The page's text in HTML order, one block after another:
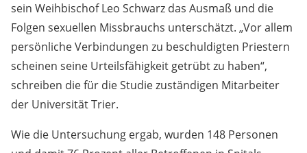
sein Weihbischof Leo Schwarz das Ausmaß und die
Folgen sexuellen Missbrauchs unterschätzt. „Vor allem
persönliche Verbindungen zu beschuldigten Priestern
scheinen seine Urteilsfähigkeit getrübt zu haben“,
schreiben die für die Studie zuständigen Mitarbeiter
der Universität Trier.
Wie die Untersuchung ergab, wurden 148 Personen